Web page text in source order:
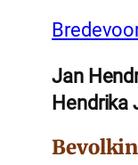
Jan
Hendrika